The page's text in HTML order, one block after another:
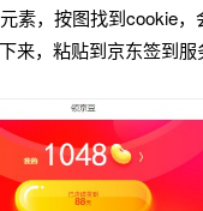
素，按图找到cookie
来，粘贴到京东签到